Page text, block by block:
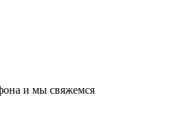
и мы свяжемся